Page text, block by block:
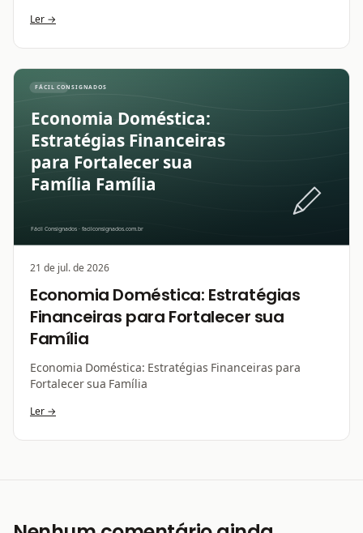
Ler →
21 de jul. de 2026
Economia Doméstica: Estratégias
Financeiras para Fortalecer sua
Família
Economia Doméstica: Estratégias Financeiras para
Fortalecer sua Família
Ler →